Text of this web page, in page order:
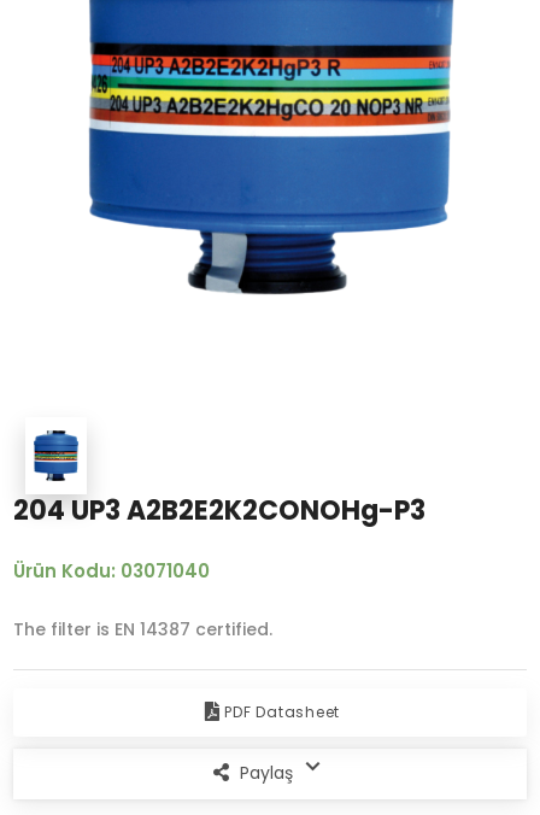
204 UP3 A2B2E2K2CONOHg-P3
Ürün Kodu: 03071040
The filter is EN 14387 certified.
PDF Datasheet
Paylaş